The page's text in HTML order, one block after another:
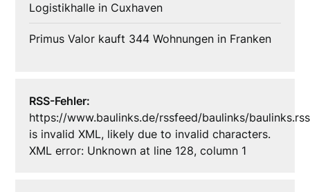
Logistikhalle in Cuxhaven
Primus Valor kauft 344 Wohnungen in Franken
RSS-Fehler:
https://www.baulinks.de/rssfeed/baulinks/baulinks.rss
is invalid XML, likely due to invalid characters.
XML error: Unknown at line 128, column 1